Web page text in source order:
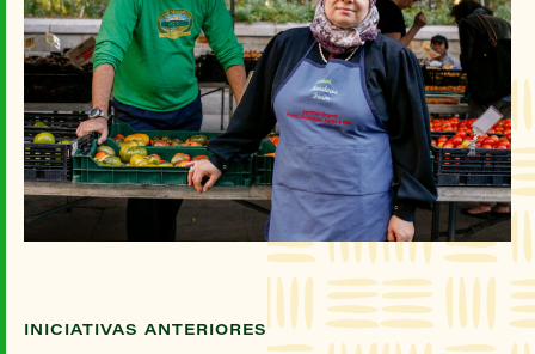
INICIATIVAS ANTERIORES